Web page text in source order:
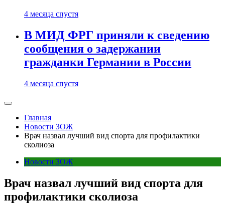
4 месяца спустя
В МИД ФРГ приняли к сведению
сообщения о задержании
гражданки Германии в России
4 месяца спустя
Главная
Новости ЗОЖ
Врач назвал лучший вид спорта для профилактики
сколиоза
Новости ЗОЖ
Врач назвал лучший вид спорта для
профилактики сколиоза